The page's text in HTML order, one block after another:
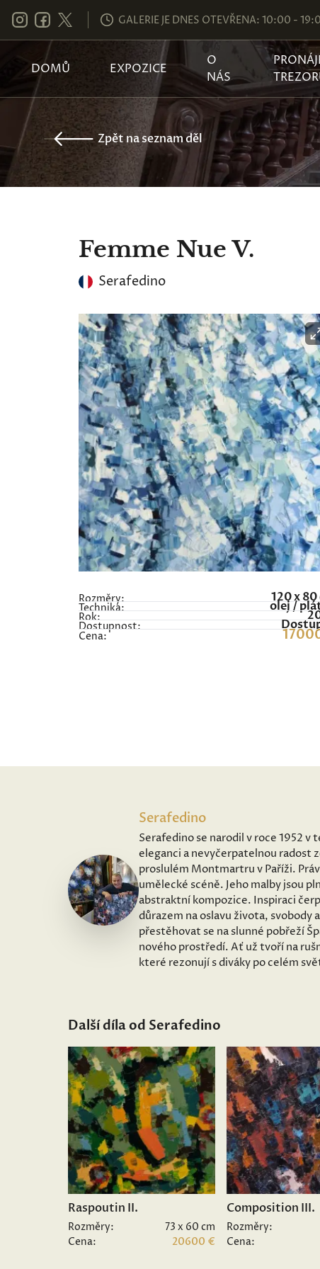
GALERIE JE DNES OTEVŘENA: 10:00 -
DOMŮ EXPOZICE
O
NÁS
Zpět na seznam děl
Femme Nue V.
Serafedino
Rozměry: 120 x 80
Technika: olej /
Rok:
Dostupnost:
Cena:
Serafedino
Serafedino se narodil v roce 1952
eleganci a nevyčerpatelnou radost
proslulém Montmartru v Paříži.
umělecké scéně. Jeho malby jsou
abstraktní kompozice. Inspiraci
důrazem na oslavu života,
přestěhovat se na slunné pobřeží
nového prostředí. Ať už tvoří na
které rezonují s diváky po celém
Další díla od Serafedino
Raspoutin II.
Rozměry:
73 x 60 cm
Cena:
20600 €
Composition III.
Rozměry:
Cena: